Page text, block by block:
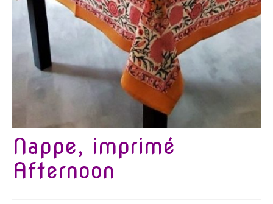
Présentation Marie-Lise Corda
Blog
Contact
Nappe, imprimé
Afternoon